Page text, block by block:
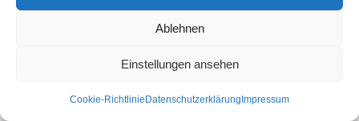
Ablehnen
Einstellungen ansehen
Cookie-Richtlinie Datenschutzerklärung Impressum
Datenschutzerklärung